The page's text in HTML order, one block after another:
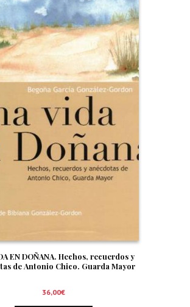
EN DOÑANA. Hechos, recuerdos y
de Antonio Chico. Guarda Mayor
36,00€